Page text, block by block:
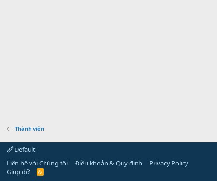
Thành viên
Default
Liên hệ với Chúng tôi
Điều khoản & Quy định
Privacy Policy
Giúp đỡ
R